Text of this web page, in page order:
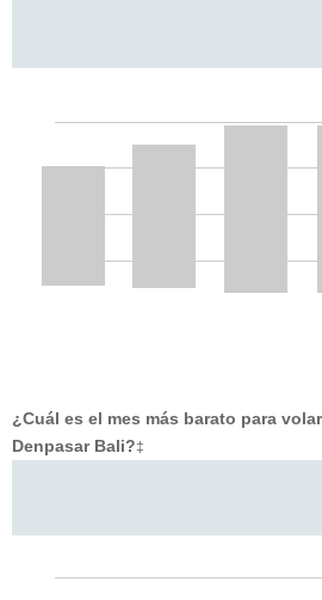
¿Cuál es el mes más barato para
Denpasar Bali?‡